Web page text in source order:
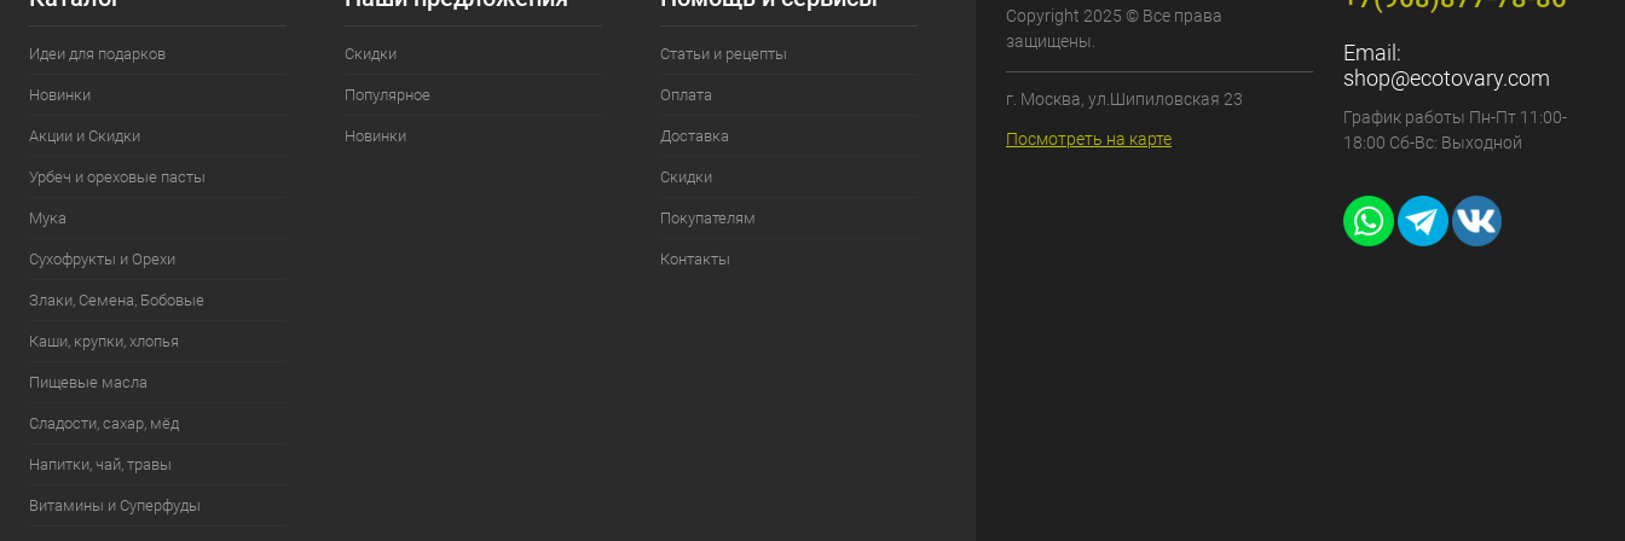
Идеи для подарков
Новинки
Акции и Скидки
Урбеч и ореховые пасты
Мука
Сухофрукты и Орехи
Злаки, Семена, Бобовые
Каши, крупки, хлопья
Пищевые масла
Сладости, сахар, мёд
Напитки, чай, травы
Витамины и Суперфуды
Скидки
Популярное
Новинки
Статьи и рецепты
Оплата
Доставка
Скидки
Покупателям
Контакты
Copyright 2025 © Все права
защищены.
г. Москва, ул.Шипиловская 23
Посмотреть на карте
Email:
shop@ecotovary.com
График работы Пн-Пт 11:00-
18:00 Сб-Вс: Выходной